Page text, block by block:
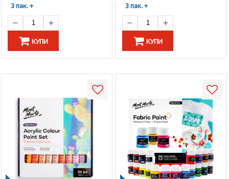
3 пак. +
КУПИ
3 пак. +
КУПИ